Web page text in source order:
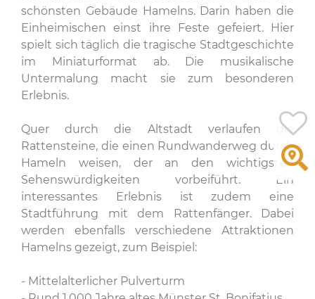
schönsten Gebäude Hamelns. Darin haben die
Einheimischen einst ihre Feste gefeiert. Hier
spielt sich täglich die tragische Stadtgeschichte
im Miniaturformat ab. Die musikalische
Untermalung macht sie zum besonderen
Erlebnis.
Quer durch die Altstadt verlaufen die
Rattensteine, die einen Rundwanderweg durch
Hameln weisen, der an den wichtigsten
Sehenswürdigkeiten vorbeiführt. Ein
interessantes Erlebnis ist zudem eine
Stadtführung mit dem Rattenfänger. Dabei
werden ebenfalls verschiedene Attraktionen
Hamelns gezeigt, zum Beispiel:
- Mittelalterlicher Pulverturm